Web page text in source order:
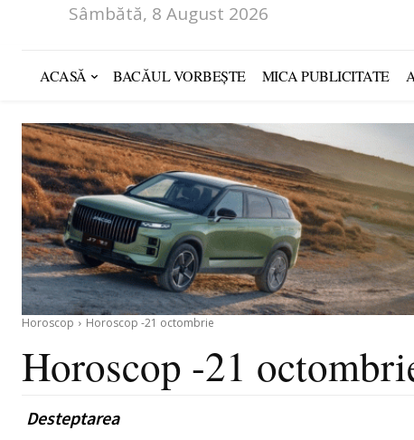
Sâmbătă, 8 August 2026
ACASĂ BACĂUL VORBEȘTE MICA PUBLICITATE
Horoscop Horoscop -21 octombrie
Horoscop -21
Desteptarea